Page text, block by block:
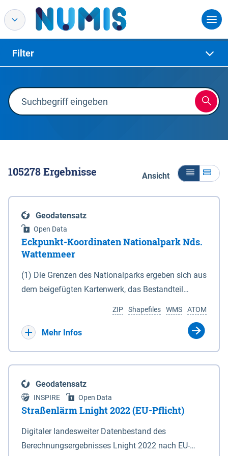
Filter
105278Ergebnisse Ansicht
Geodatensatz
Open Data
Eckpunkt-Koordinaten Nationalpark Nds.
Wattenmeer
(1) Die Grenzen des Nationalparks ergeben sich aus
dem beigefügten Kartenwerk, das Bestandteil
(DTK) im Maßstab 1 : 100 000 (Anlage 2), 2.
verkleinerte Amtliche Karte 1 : 5 000 (AK5) im
projizierte Koordinaten im Europäischen
Terrestrischen Referenzsystem 1989 (ETRS 89) mit
der Universalen Transversalen Mercator-Abbildung
bezogen auf die Zone 32 N (UTM 32N) dargestellt
(Anlage 4); Gleiches gilt für die geografischen
ATOM
WMS
Shapefiles
ZIP
Mehr Infos
Geodatensatz
INSPIRE Open Data
Straßenlärm Lnight 2022 (EU-Pflicht)
Digitaler landesweiter Datenbestand des
Berechnungsergebnisses Lnight 2022 nach EU-